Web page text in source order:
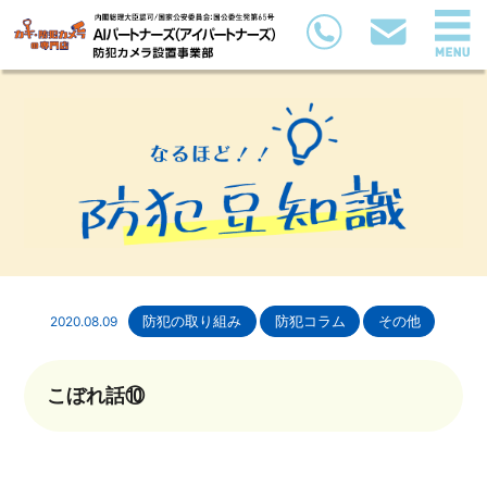
2020.08.09 防犯の取り組み 防犯コラム その他
こぼれ話⑩